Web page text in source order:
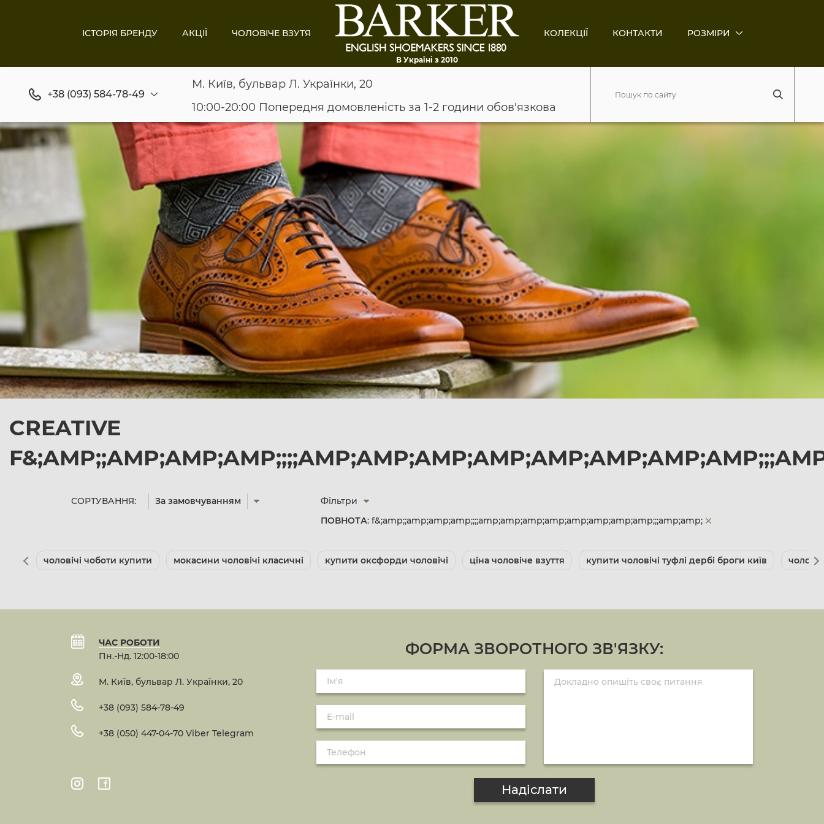
ІСТОРІЯ БРЕНДУ АКЦІЇ ЧОЛОВІЧЕ ВЗУТЯ
В Україні з 2010
КОЛЕКЦІЇ КОНТАКТИ РОЗМІРИ
+38 (093) 584-78-49
М. Київ, бульвар Л. Українки, 20
10:00-20:00 Попередня домовленість за 1-2 години обов'язкова
CREATIVE
СОРТУВАННЯ: За замовчуванням
Фільтри
ПОВНОТА: f&;amp;;amp;amp;amp;;;;amp;amp;amp;amp;amp;amp;amp;amp;;;amp;amp;
чоловічі чоботи купити мокасини чоловічі класичні купити оксфорди чоловічі ціна чоловіче взуття купити чоловічі туфлі дербі броги київ
ЧАС РОБОТИ
Пн.-Нд. 12:00-18:00
М. Київ, бульвар Л. Українки, 20
+38 (093) 584-78-49
+38 (050) 447-04-70 Viber Telegram
ФОРМА ЗВОРОТНОГО ЗВ'ЯЗКУ:
Надіслати